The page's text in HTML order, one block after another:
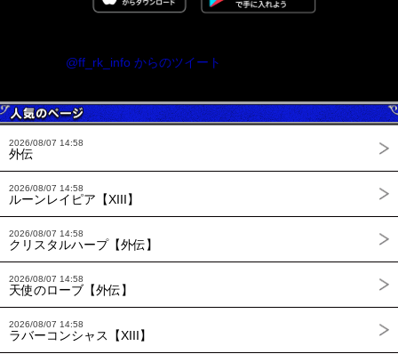
@ff_rk_info からのツイート
2026/08/07 14:58
外伝
2026/08/07 14:58
ルーンレイピア【XIII】
2026/08/07 14:58
クリスタルハープ【外伝】
2026/08/07 14:58
天使のローブ【外伝】
2026/08/07 14:58
ラバーコンシャス【XIII】